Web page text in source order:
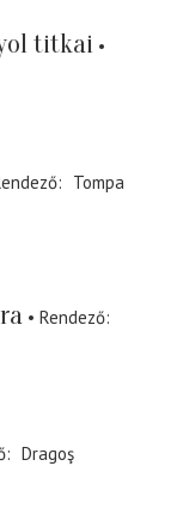
titkai
Tompa
Rendező
Dragoş